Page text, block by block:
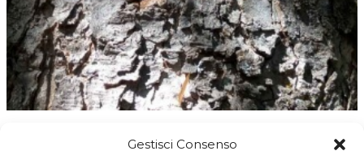
Gestisci Consenso
Seminare civiltà per